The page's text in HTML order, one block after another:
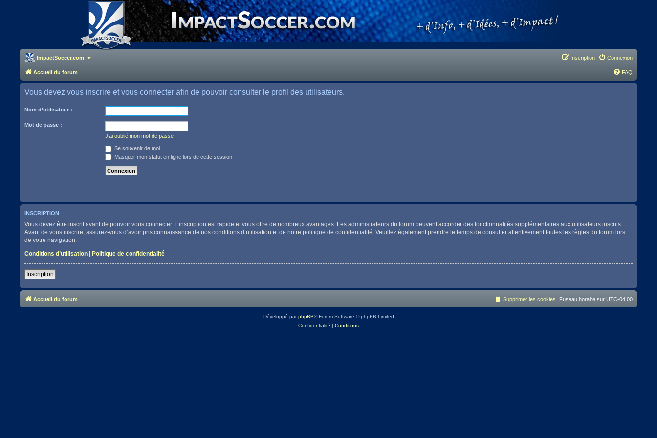
ImpactSoccer.com Connexion
Inscription
Accueil du forum FAQ
Vous devez vous inscrire et vous connecter afin de pouvoir consulter le profil des utilisateurs.
Nom d’utilisateur :
Mot de passe :
J’ai oublié mon mot de passe
Se souvenir de moi
Masquer mon statut en ligne lors de cette session
INSCRIPTION
Vous devez être inscrit avant de pouvoir vous connecter. L’inscription est rapide et vous offre de nombreux avantages. Les administrateurs du forum peuvent accorder des fonctionnalités supplémentaires aux utilisateurs inscrits.
Avant de vous inscrire, assurez-vous d’avoir pris connaissance de nos conditions d’utilisation et de notre politique de confidentialité. Veuillez également prendre le temps de consulter attentivement toutes les règles du forum lors
de votre navigation.
Conditions d’utilisation |Politique de confidentialité
Inscription
Accueil du forum Fuseau horaire sur UTC-04:00
Supprimer les cookies
Développé parphpBB® Forum Software © phpBB Limited
Confidentialité | Conditions